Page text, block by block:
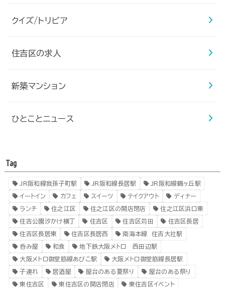
クイズ/トリビア
住吉区の求人
新築マンション
ひとことニュース
Tag
JR阪和線我孫子町駅 JR阪和線長居駅 JR阪和線鶴ヶ丘駅
イートイン カフェ スイーツ テイクアウト ディナー
ランチ 住之江区 住之江区の開店閉店 住之江区浜口東
住吉公園汐かけ横丁 住吉区 住吉区苅田 住吉区長居
住吉区長居東 住吉区長居西 南海本線 住吉大社駅
呑み屋 和食 地下鉄大阪メトロ 西田辺駅
大阪メトロ御堂筋線あびこ駅 大阪メトロ御堂筋線長居駅
子連れ 居酒屋 屋台のある夏祭り 屋台のある祭り
東住吉区 東住吉区の開店閉店 東住吉区イベント